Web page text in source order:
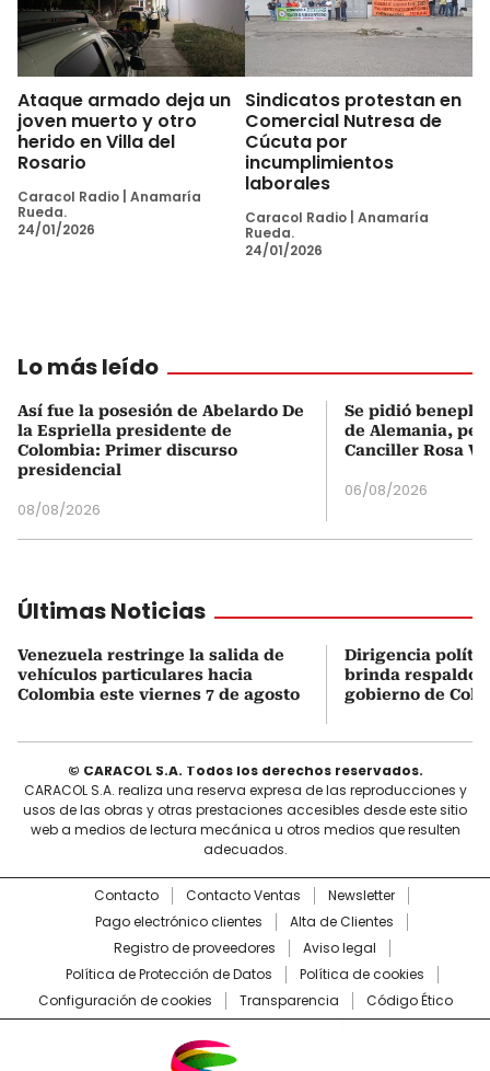
Ataque armado deja un
joven muerto y otro
herido en Villa del
Rosario
Caracol Radio Anamaría
Rueda.
24/01/2026
Sindicatos protestan en
Comercial Nutresa de
Cúcuta por
incumplimientos
laborales
Caracol Radio Anamaría
Rueda.
24/01/2026
Lo más leído
Así fue la posesión de Abelardo De
la Espriella presidente de
Colombia: Primer discurso
presidencial
08/08/2026
Se pidió
de Alemania,
Canciller Rosa
06/08/2026
Últimas Noticias
Venezuela restringe la salida de
vehículos particulares hacia
Colombia este viernes 7 de agosto
Dirigencia
brinda respaldo
gobierno de
© CARACOL S.A. Todos los derechos reservados.
CARACOL S.A. realiza una reserva expresa de las reproducciones y
usos de las obras y otras prestaciones accesibles desde este sitio
web a medios de lectura mecánica u otros medios que resulten
adecuados.
Contacto Contacto Ventas
Newsletter
Pago electrónico clientes
Alta de Clientes
Registro de proveedores
Aviso legal
Política de Protección de Datos
Política de cookies
Configuración de cookies
Transparencia Código Ético